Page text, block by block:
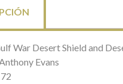
War Desert Shield and
Evans